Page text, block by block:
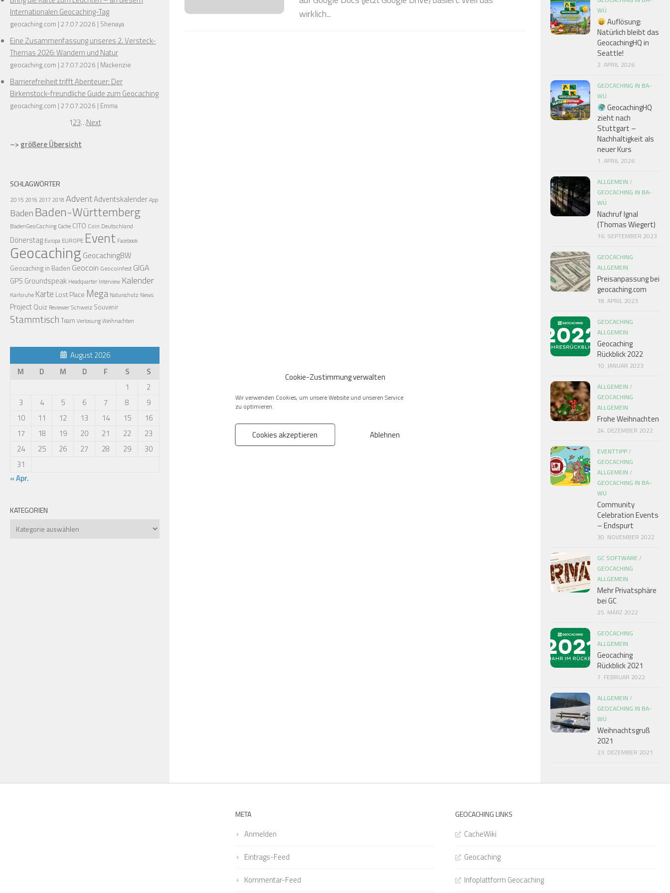
❅
❅
Cookie-Zustimmung verwalten
Wir verwenden Cookies, um unsere Website und unseren Service
zu optimieren.
Cookies akzeptieren Ablehnen
wirklich...
Internationalen Geocaching-Tag
geocaching.com 27.07.2026 Shenaya
Eine Zusammenfassung unseres 2. Versteck-
Themas 2026: Wandern und Natur
geocaching.com 27.07.2026 Mackenzie
Barrierefreiheit trifft Abenteuer: Der
Birkenstock-freundliche Guide zum Geocaching
geocaching.com 27.07.2026 Emma
123…Next
–> größere Übersicht
SCHLAGWÖRTER
2015 2016 2017 2018 AdventAdventskalenderApp
BadenBaden-Württemberg
BadenGeoCaching Cache CITO Coin Deutschland
Dönerstag Europa EUROPE Event Facebook
Geocaching GeocachingBW
Geocaching in Baden Geocoin Geocoinfest GIGA
GPS Groundspeak Headquarter Interview Kalender
Karlsruhe Karte Lost Place Mega Naturschutz News
ProjectQuiz ReviewerSchweiz Souvenir
Stammtisch Team VerlosungWeihnachten
August 2026
M
D M D F S
S
1
2
3
4 5 6 7 8
9
10
11 12 13 14 15
16
17
18 19 20 21 22
23
24
25 26 27 28 29
30
31
« Apr.
KATEGORIEN
Kategorien
WÜ
Auflösung:
Natürlich bleibt das
GeocachingHQ in
Seattle!
2. APRIL 2026
GEOCACHING IN BA-
WÜ
GeocachingHQ
zieht nach
Stuttgart –
Nachhaltigkeit als
neuer Kurs
1. APRIL 2026
ALLGEMEIN /
GEOCACHING IN BA-
WÜ
Nachruf Ignal
(Thomas Wiegert)
16. SEPTEMBER 2023
GEOCACHING
ALLGEMEIN
Preisanpassung bei
geocaching.com
18. APRIL 2023
GEOCACHING
ALLGEMEIN
Geocaching
Rückblick 2022
10. JANUAR 2023
ALLGEMEIN /
GEOCACHING
ALLGEMEIN
Frohe Weihnachten
24. DEZEMBER 2022
EVENTTIPP/
GEOCACHING
ALLGEMEIN /
GEOCACHING IN BA-
WÜ
Community
Celebration Events
– Endspurt
30. NOVEMBER 2022
GC SOFTWARE /
GEOCACHING
ALLGEMEIN
Mehr Privatsphäre
bei GC
25. MÄRZ 2022
GEOCACHING
ALLGEMEIN
Geocaching
Rückblick 2021
7. FEBRUAR 2022
ALLGEMEIN /
GEOCACHING IN BA-
WÜ
Weihnachtsgruß
2021
23. DEZEMBER 2021
META
Anmelden
Eintrags-Feed
Kommentar-Feed
GEOCACHING LINKS
CacheWiki
Geocaching
Infoplattform Geocaching